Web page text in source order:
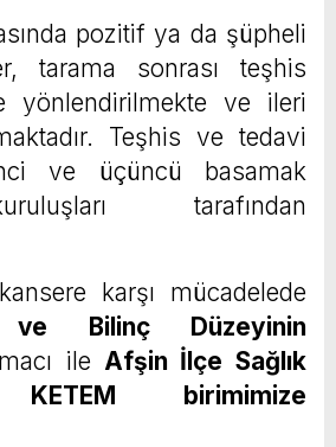
pozitif ya da şüpheli
tarama sonrası teşhis
yönlendirilmekte ve ileri
Teşhis ve tedavi
ve üçüncü basamak
tarafından
karşı mücadelede
ve Bilinç Düzeyinin
ile Afşin İlçe Sağlık
KETEM birimimize